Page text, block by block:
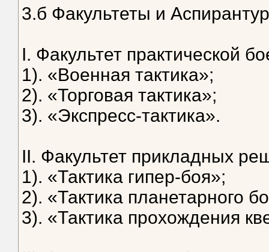
3.б Факультеты и
I. Факультет практической
1). «Военная тактика»;
2). «Торговая тактика»;
3). «Экспресс-тактика».
II. Факультет прикладных
1). «Тактика гипер-боя»;
2). «Тактика планетарного
3). «Тактика прохождения